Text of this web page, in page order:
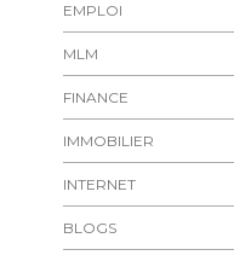
EMPLOI
MLM
FINANCE
IMMOBILIER
INTERNET
BLOGS